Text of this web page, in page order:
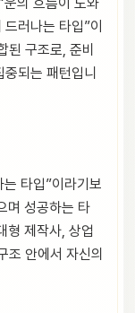
러나는 타입”이
된 구조로, 준비
되는 패턴입니
타입”이라기보
며 성공하는 타
형 제작사, 상업
조 안에서 자신의